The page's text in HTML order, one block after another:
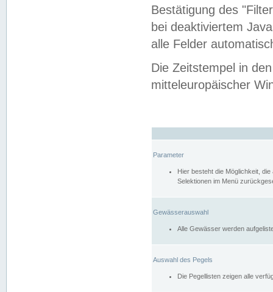
Bestätigung des
bei deaktiviertem
alle Felder
Die Zeitstempel in
mitteleuropäischer
Parameter
Hier besteht die Möglichkeit,
Selektionen im Menü
Gewässerauswahl
Alle Gewässer werden
Auswahl des Pegels
Die Pegellisten zeigen alle